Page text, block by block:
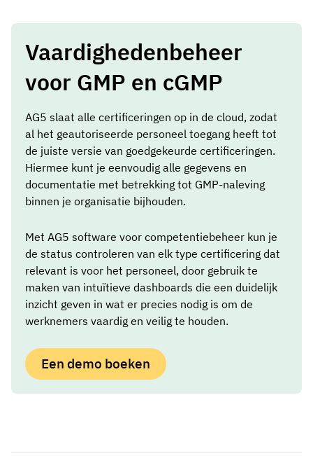
Vaardighedenbeheer
voor GMP en cGMP
AG5 slaat alle certificeringen op in de cloud, zodat
al het geautoriseerde personeel toegang heeft tot
de juiste versie van goedgekeurde certificeringen.
Hiermee kunt je eenvoudig alle gegevens en
documentatie met betrekking tot GMP-naleving
binnen je organisatie bijhouden.
Met AG5 software voor competentiebeheer kun je
de status controleren van elk type certificering dat
relevant is voor het personeel, door gebruik te
maken van intuïtieve dashboards die een duidelijk
inzicht geven in wat er precies nodig is om de
werknemers vaardig en veilig te houden.
Een demo boeken